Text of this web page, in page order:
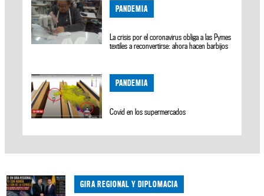
PANDEMIA
La crisis por el coronavirus obliga a las Pymes
textiles a reconvertirse: ahora hacen barbijos
PANDEMIA
Covid en los supermercados
GIRA REGIONAL Y DIPLOMACIA